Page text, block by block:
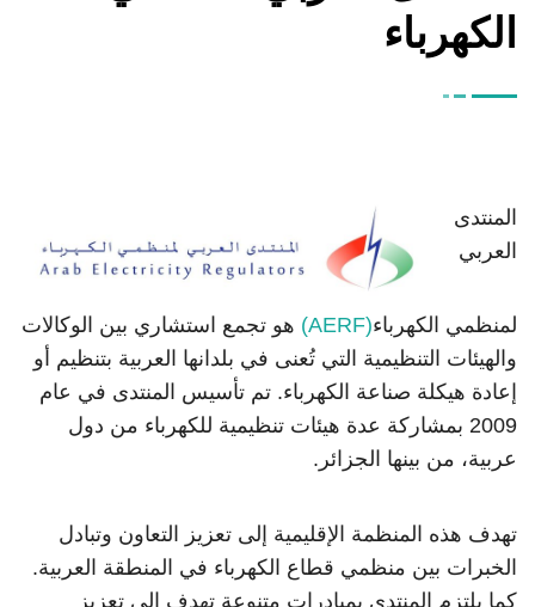
الكهرباء
المنتدى
العربي
لمنظمي الكهرباء(AERF)
هو تجمع استشاري بين الوكالات
والهيئات التنظيمية التي تُعنى في بلدانها العربية بتنظيم أو
إعادة هيكلة صناعة الكهرباء. تم تأسيس المنتدى في عام
2009 بمشاركة عدة هيئات تنظيمية للكهرباء من دول
عربية، من بينها الجزائر.
تهدف هذه المنظمة الإقليمية إلى تعزيز التعاون وتبادل
الخبرات بين منظمي قطاع الكهرباء في المنطقة العربية.
كما يلتزم المنتدى بمبادرات متنوعة تهدف إلى تعزيز